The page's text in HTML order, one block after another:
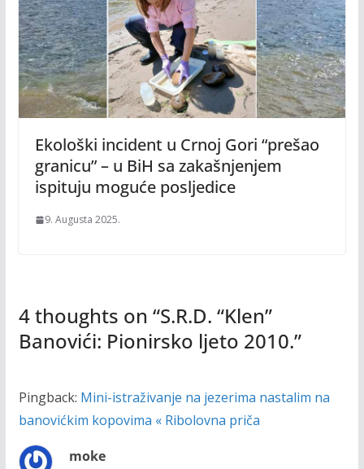
Ekološki incident u Crnoj Gori “prešao
granicu” – u BiH sa zakašnjenjem
ispituju moguće posljedice
9. Augusta 2025.
4 thoughts on “S.R.D. “Klen”
Banovići: Pionirsko ljeto 2010.”
Pingback: Mini-istraživanje na jezerima nastalim na
banovićkim kopovima « Ribolovna priča
moke